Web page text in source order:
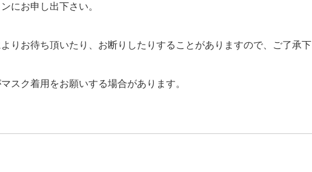
にお申し出下さい。
りお待ち頂いたり、お断りしたりすることがありますので、ご了承下
スク着用をお願いする場合があります。